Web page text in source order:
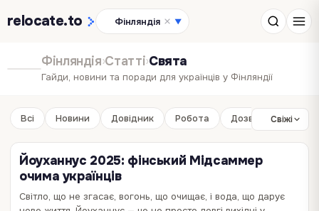
relocate.to Фінляндія ▼
Фінляндія›Статті›Свята
Гайди, новини та поради для українців у Фінляндії
Всі Новини Довідник Робота ДозвілляСвіжі
Йоуханнус 2025: фінський Мідсаммер
очима українців
Світло, що не згасає, вогонь, що очищає, і вода, що дарує